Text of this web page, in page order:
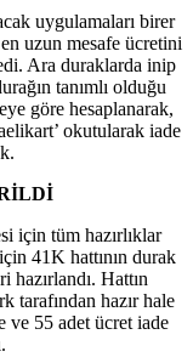
uygulamaları birer
uzun mesafe ücretini
Ara duraklarda inip
tanımlı olduğu
göre hesaplanarak,
okutularak iade
için tüm hazırlıklar
41K hattının durak
Hattın
tarafından hazır hale
ve 55 adet ücret iade